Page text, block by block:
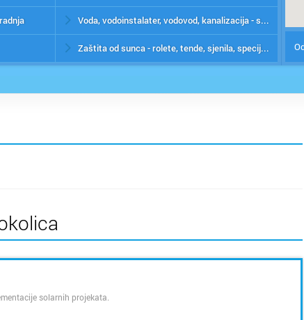
Voda, vodoinstalater, vodovod, kanalizacija - servis
Zaštita od sunca - rolete, tende, sjenila, specijalni premazi i folije
solarnih projekata.